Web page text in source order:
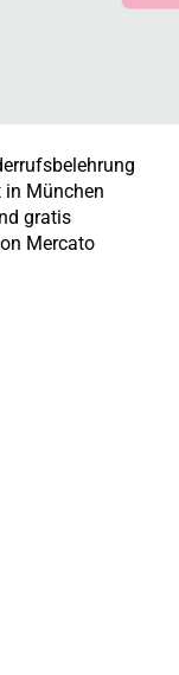
München
gratis
Mercato